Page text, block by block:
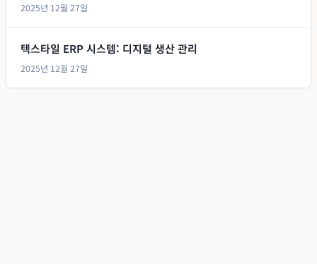
2025년 12월 27일
텍스타일 ERP 시스템: 디지털 생산 관리
2025년 12월 27일